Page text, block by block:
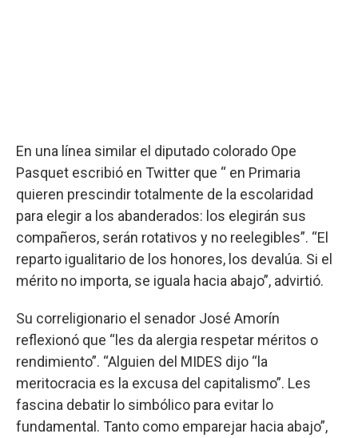
En una línea similar el diputado colorado Ope
Pasquet escribió en Twitter que “ en Primaria
quieren prescindir totalmente de la escolaridad
para elegir a los abanderados: los elegirán sus
compañeros, serán rotativos y no reelegibles”. “El
reparto igualitario de los honores, los devalúa. Si el
mérito no importa, se iguala hacia abajo”, advirtió.
Su correligionario el senador José Amorín
reflexionó que “les da alergia respetar méritos o
rendimiento”. “Alguien del MIDES dijo “la
meritocracia es la excusa del capitalismo”. Les
fascina debatir lo simbólico para evitar lo
fundamental. Tanto como emparejar hacia abajo”,